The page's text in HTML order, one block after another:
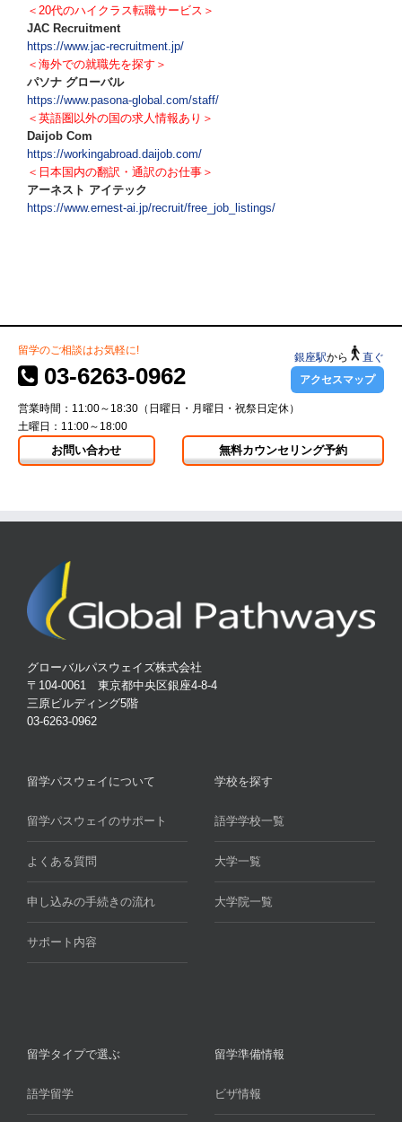
＜20代のハイクラス転職サービス＞
JAC Recruitment
https://www.jac-recruitment.jp/
＜海外での就職先を探す＞
パソナ グローバル
https://www.pasona-global.com/staff/
＜英語圏以外の国の求人情報あり＞
Daijob Com
https://workingabroad.daijob.com/
＜日本国内の翻訳・通訳のお仕事＞
アーネスト アイテック
https://www.ernest-ai.jp/recruit/free_job_listings/
留学のご相談はお気軽に!
03-6263-0962
銀座駅から
直ぐ
アクセスマップ
営業時間：11:00～18:30（日曜日・月曜日・祝祭日定休）
土曜日：11:00～18:00
お問い合わせ 無料カウンセリング予約
グローバルパスウェイズ株式会社
〒104-0061 東京都中央区銀座4-8-4
三原ビルディング5階
03-6263-0962
留学パスウェイについて
留学パスウェイのサポート
よくある質問
申し込みの手続きの流れ
サポート内容
学校を探す
語学学校一覧
大学一覧
大学院一覧
留学タイプで選ぶ
語学留学
留学準備情報
ビザ情報